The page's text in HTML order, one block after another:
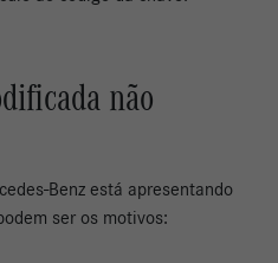
não
Benz está apresentando
ser os motivos: